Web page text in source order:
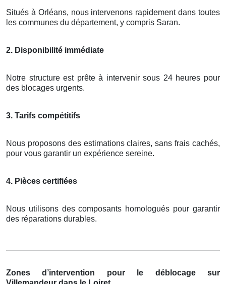
Situés à Orléans, nous intervenons rapidement dans toutes
les communes du département, y compris Saran.
2. Disponibilité immédiate
Notre structure est prête à intervenir sous 24 heures pour
des blocages urgents.
3. Tarifs compétitifs
Nous proposons des estimations claires, sans frais cachés,
pour vous garantir un expérience sereine.
4. Pièces certifiées
Nous utilisons des composants homologués pour garantir
des réparations durables.
Zones d’intervention pour le déblocage sur